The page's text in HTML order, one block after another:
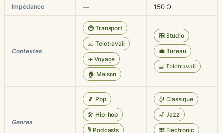
Impédance — 150 Ω
Contextes
🚇 Transport
💻 Teletravail
✈️ Voyage
🏠 Maison
🎛️ Studio
💼 Bureau
💻 Teletravail
Genres
🎵 Pop
🎤 Hip-hop
🎙️ Podcasts
🎻 Classique
🎷 Jazz
🎹 Electronic